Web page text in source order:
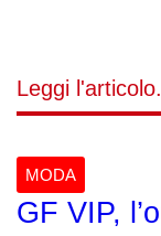
Leggi
MODA
GF VIP,